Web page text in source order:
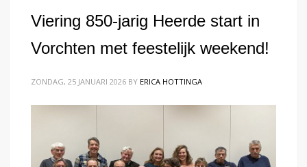
Viering 850-jarig Heerde start in
Vorchten met feestelijk weekend!
ZONDAG, 25 JANUARI 2026 BY ERICA HOTTINGA